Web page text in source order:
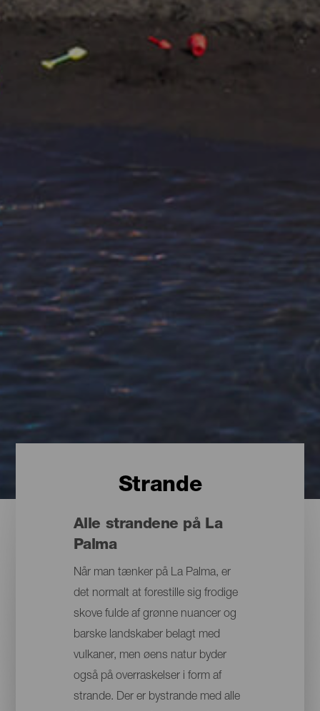
Strande
Alle strandene på La
Palma
Når man tænker på La Palma, er
det normalt at forestille sig frodige
skove fulde af grønne nuancer og
barske landskaber belagt med
vulkaner, men øens natur byder
også på overraskelser i form af
strande. Der er bystrande med alle